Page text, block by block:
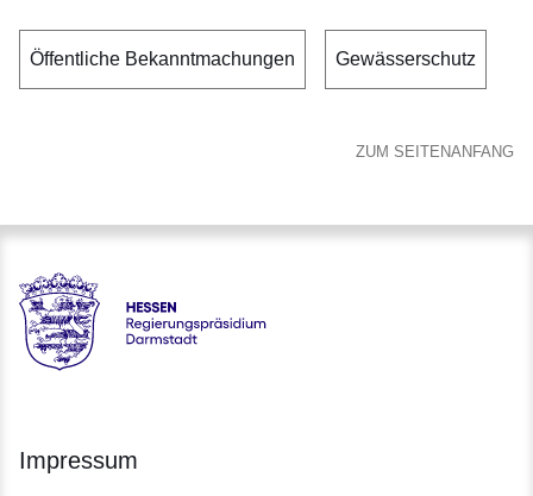
Öffentliche Bekanntmachungen Gewässerschutz
ZUM SEITENANFANG
Hessen - Regierungspräsidium Darmstadt
Impressum